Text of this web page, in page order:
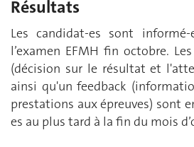
Résultats
Les candidat-es sont
l’examen EFMH fin octobre.
(décision sur le résultat et
ainsi qu'un feedback
prestations aux épreuves) sont
es au plus tard à la fin du mois